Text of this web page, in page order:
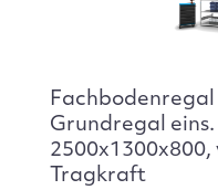
Grundregal
2500x1300x800,
Tragkraft